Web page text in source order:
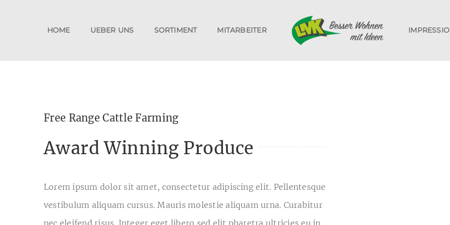
HOME UEBER UNS SORTIMENT MITARBEITER
Free Range Cattle Farming
Award Winning Produce
Lorem ipsum dolor sit amet, consectetur adipiscing elit. Pellentesque
vestibulum aliquam cursus. Mauris molestie aliquam urna. Curabitur